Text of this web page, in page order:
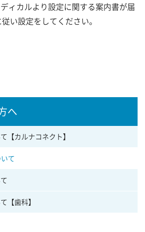
ィカルより設定に関する案内書が届
い設定をしてください。
へ
【カルナコネクト】
て
【歯科】